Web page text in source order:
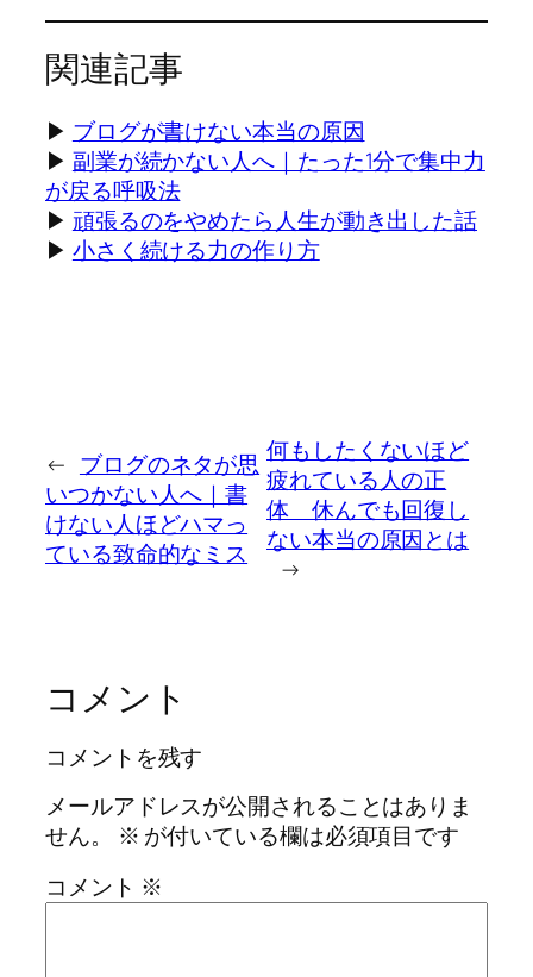
関連記事
▶ ブログが書けない本当の原因
▶ 副業が続かない人へ｜たった1分で集中力
が戻る呼吸法
▶ 頑張るのをやめたら人生が動き出した話
▶ 小さく続ける力の作り方
← ブログのネタが思
いつかない人へ｜書
けない人ほどハマっ
ている致命的なミス
何もしたくないほど
疲れている人の正
体 休んでも回復し
ない本当の原因とは
→
コメント
コメントを残す
メールアドレスが公開されることはありま
せん。
※ が付いている欄は必須項目です
コメント ※